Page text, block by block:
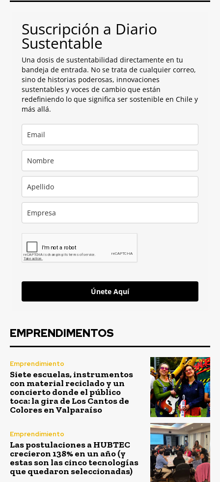
Suscripción a Diario
Sustentable
Una dosis de sustentabilidad directamente en tu
bandeja de entrada. No se trata de cualquier correo,
sino de historias poderosas, innovaciones
sustentables y voces de cambio que están
redefiniendo lo que significa ser sostenible en Chile y
más allá.
Únete Aquí
EMPRENDIMENTOS
Emprendimiento
Siete escuelas, instrumentos
con material reciclado y un
concierto donde el público
toca: la gira de Los Cantos de
Colores en Valparaíso
Emprendimiento
Las postulaciones a HUBTEC
crecieron 138% en un año (y
estas son las cinco tecnologías
que quedaron seleccionadas)